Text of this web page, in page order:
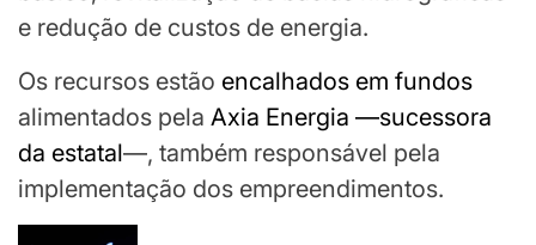
e redução de custos de energia.
Os recursos estão encalhados em fundos
alimentados pela Axia Energia —sucessora
da estatal—, também responsável pela
implementação dos empreendimentos.